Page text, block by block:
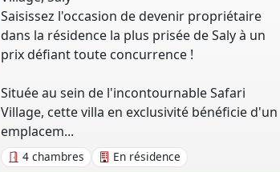
Saisissez l'occasion de devenir propriétaire
dans la résidence la plus prisée de Saly à un
prix défiant toute concurrence !
Située au sein de l'incontournable Safari
Village, cette villa en exclusivité bénéficie d'un
emplacem...
4 chambres
En résidence